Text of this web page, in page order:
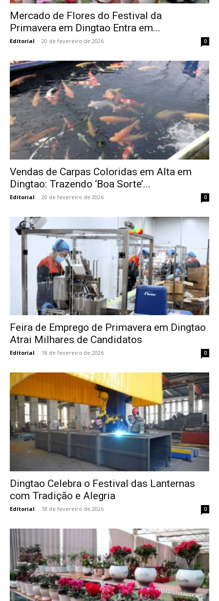
Mercado de Flores do Festival da
Primavera em Dingtao Entra em...
Editorial - 20 de fevereiro de 2026 0
Vendas de Carpas Coloridas em Alta em
Dingtao: Trazendo ‘Boa Sorte’...
Editorial - 20 de fevereiro de 2026 0
Feira de Emprego de Primavera em Dingtao
Atrai Milhares de Candidatos
Editorial - 18 de fevereiro de 2026 0
Dingtao Celebra o Festival das Lanternas
com Tradição e Alegria
Editorial - 18 de fevereiro de 2026 0